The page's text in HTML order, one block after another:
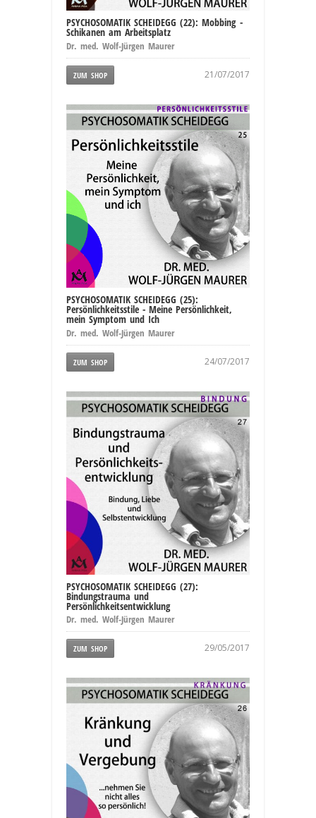
PSYCHOSOMATIK SCHEIDEGG (22): Mobbing -
Schikanen am Arbeitsplatz
Dr. med. Wolf-Jürgen Maurer
ZUM SHOP 21/07/2017
PSYCHOSOMATIK SCHEIDEGG (25):
Persönlichkeitsstile - Meine Persönlichkeit,
mein Symptom und Ich
Dr. med. Wolf-Jürgen Maurer
ZUM SHOP 24/07/2017
PSYCHOSOMATIK SCHEIDEGG (27):
Bindungstrauma und
Persönlichkeitsentwicklung
Dr. med. Wolf-Jürgen Maurer
ZUM SHOP 29/05/2017